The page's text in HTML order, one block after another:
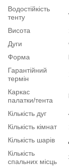
Водостійкість
тенту
Висота
Дуги
Форма
Гарантійний
термін
Каркас
палатки/тента
Кількість дуг
Кількість кімнат
Кількість шарів
Кількість
спальних місць